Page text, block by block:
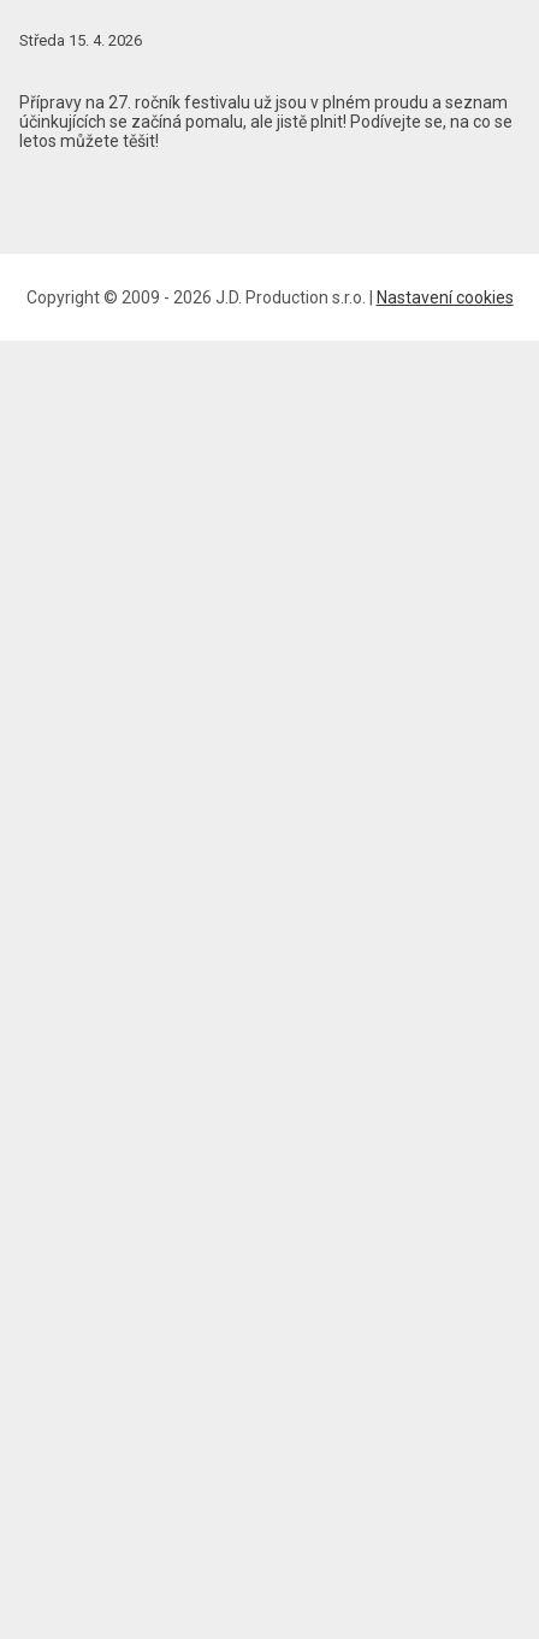
Středa 15. 4. 2026
Přípravy na 27. ročník festivalu už jsou v plném proudu a seznam
účinkujících se začíná pomalu, ale jistě plnit! Podívejte se, na co se
letos můžete těšit!
Copyright © 2009 - 2026 J.D. Production s.r.o. | Nastavení cookies